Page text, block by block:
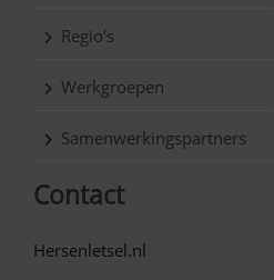
Regio’s
Werkgroepen
Samenwerkingspartners
Contact
Hersenletsel.nl